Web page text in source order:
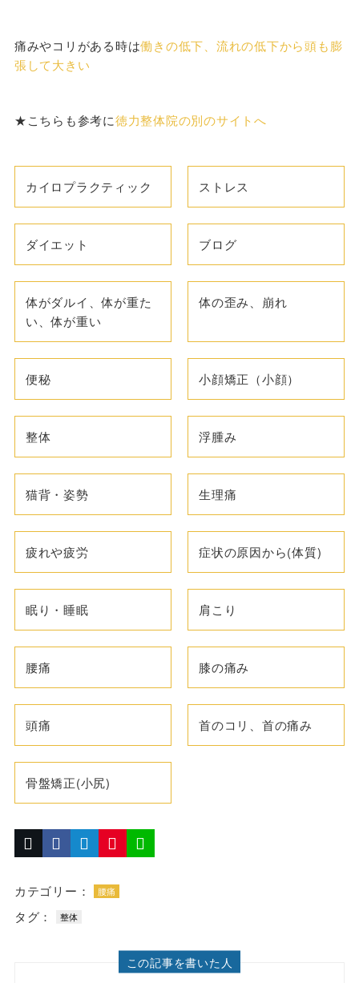
痛みやコリがある時は働きの低下、流れの低下から頭も膨
張して大きい
★こちらも参考に徳力整体院の別のサイトへ
カイロプラクティック ストレス
ダイエット ブログ
体がダルイ、体が重た
い、体が重い
体の歪み、崩れ
便秘 小顔矯正（小顔）
整体 浮腫み
猫背・姿勢 生理痛
疲れや疲労 症状の原因から(体質)
眠り・睡眠 肩こり
腰痛 膝の痛み
頭痛 首のコリ、首の痛み
骨盤矯正(小尻)
カテゴリー： 腰痛
タグ： 整体
この記事を書いた人